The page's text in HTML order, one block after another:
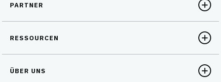
PARTNER
RESSOURCEN
ÜBER UNS